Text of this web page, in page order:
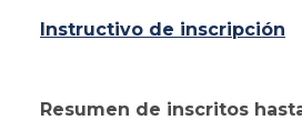
Instructivo de inscripción
Resumen de inscritos